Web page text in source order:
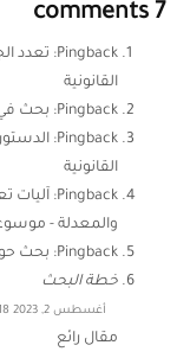
7 comments
Pingback: تعدد
القانونية
Pingback: بحث في
Pingback:
القانونية
Pingback: آليات
والمعدلة -
Pingback: بحث
خطة البحث
أغسطس 2, 2023 at 11:18 ص
مقال رائع